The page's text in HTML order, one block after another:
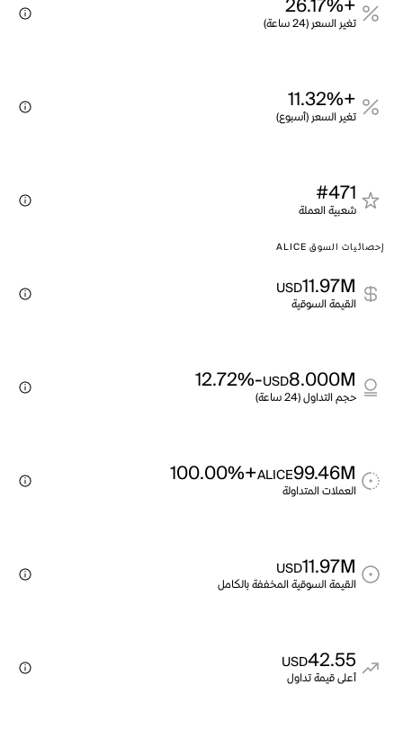
+26.17%
تغير السعر (24 ساعة)
+11.32%
تغير السعر (أسبوع)
#471
شعبية العملة
إحصائيات السوق ALICE
11.97M
USD
القيمة السوقية
8.000M
USD
-12.72%
حجم التداول (24 ساعة)
99.46M
ALICE
+100.00%
العملات المتداولة
11.97M
USD
القيمة السوقية المخففة بالكامل
42.55
USD
أعلى قيمة تداول